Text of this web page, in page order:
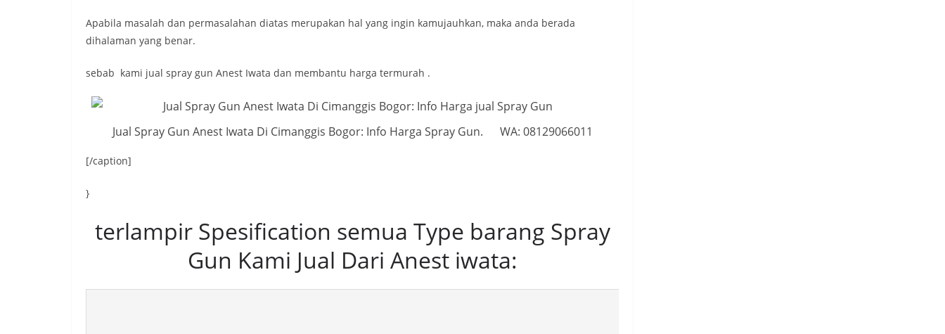
Apabila masalah dan permasalahan diatas merupakan hal yang ingin kamujauhkan, maka anda berada
dihalaman yang benar.
sebab kami jual spray gun Anest Iwata dan membantu harga termurah .
Jual Spray Gun Anest Iwata Di Cimanggis Bogor: Info Harga Spray Gun. WA: 08129066011
[/caption]
}
terlampir Spesification semua Type barang Spray
Gun Kami Jual Dari Anest iwata: